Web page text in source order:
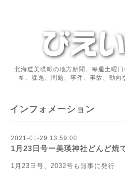
北海道美瑛町の地方新聞。毎週土曜
祉、課題、問題、事件、事故、動向
インフォメーション
2021-01-29 13:59:00
1月23日号ー美瑛神社どんど焼
1月23日号、2032号も無事に発行